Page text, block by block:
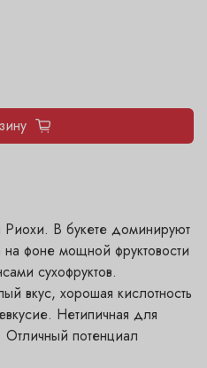
В букете доминируют
фоне мощной фруктовости
сухофруктов.
вкус, хорошая кислотность
Нетипичная для
Отличный потенциал